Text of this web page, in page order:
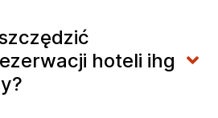
hoteli ihg